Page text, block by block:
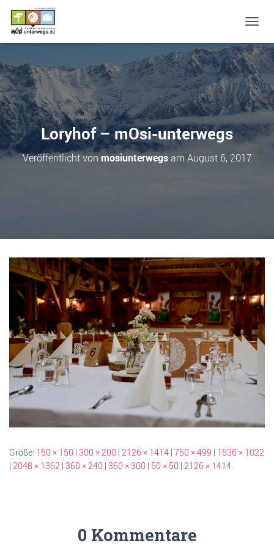
A
V
I
G
A
T
I
O
E
Loryhof – mOsi-unterwegs
Veröffentlicht von mosiunterwegsam August 6, 2017
Größe: 150 × 150 | 300 × 200 | 2126 × 1414 | 750 × 499 | 1536 × 1022
| 2048 × 1362 | 360 × 240 | 360 × 300 | 50 × 50 | 2126 × 1414
0 Kommentare